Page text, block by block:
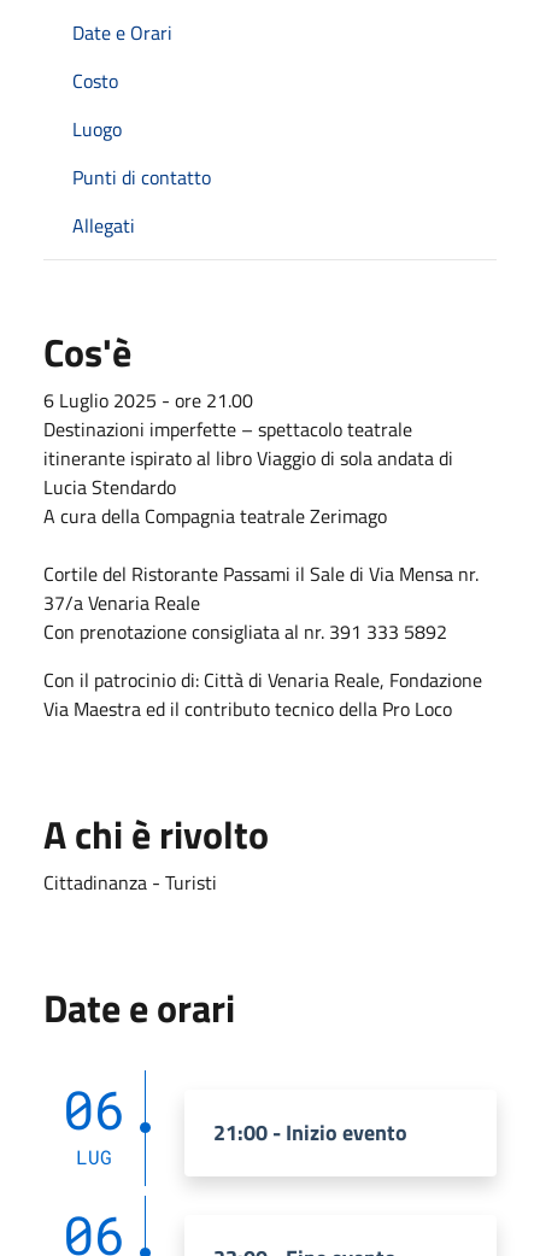
Date e Orari
Costo
Luogo
Punti di contatto
Allegati
Cos'è
6 Luglio 2025 - ore 21.00
Destinazioni imperfette – spettacolo teatrale
itinerante ispirato al libro Viaggio di sola andata di
Lucia Stendardo
A cura della Compagnia teatrale Zerimago
Cortile del Ristorante Passami il Sale di Via Mensa nr.
37/a Venaria Reale
Con prenotazione consigliata al nr. 391 333 5892
Con il patrocinio di: Città di Venaria Reale, Fondazione
Via Maestra ed il contributo tecnico della Pro Loco
A chi è rivolto
Cittadinanza - Turisti
Date e orari
06
LUG
21:00 - Inizio evento
06